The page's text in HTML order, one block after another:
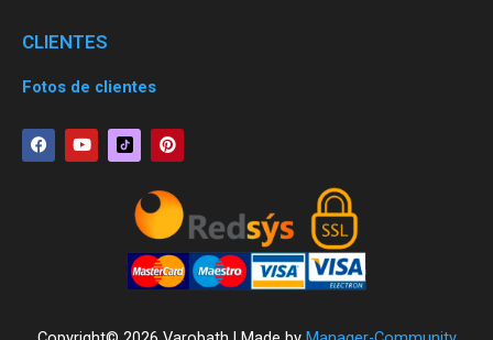
CLIENTES
Fotos de clientes
F
a
c
Y
o
u
P
i
n
t
e
e
s
t